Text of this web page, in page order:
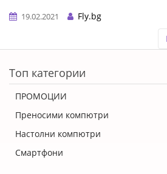
19.02.2021
Fly.bg
Топ категории
ПРОМОЦИИ
Преносими компютри
Настолни компютри
Смартфони